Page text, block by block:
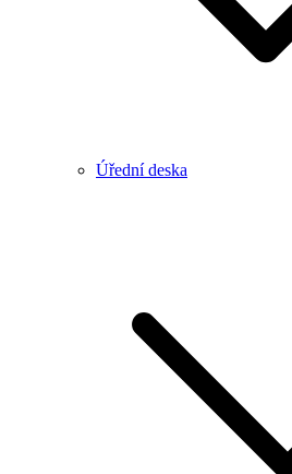
Úřední deska